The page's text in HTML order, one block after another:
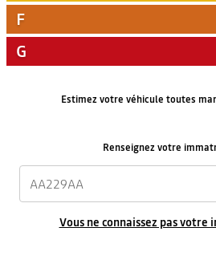
F
G
Estimez votre véhicule toutes
Renseignez votre
Vous ne connaissez pas